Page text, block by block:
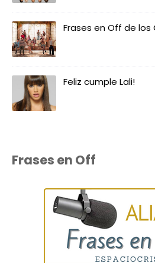
Frases en Off de
Feliz cumple Lali!
Frases en Off